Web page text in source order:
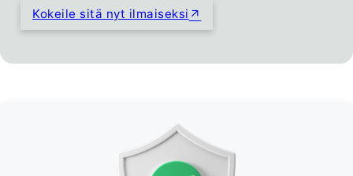
Kokeile sitä nyt ilmaiseksi